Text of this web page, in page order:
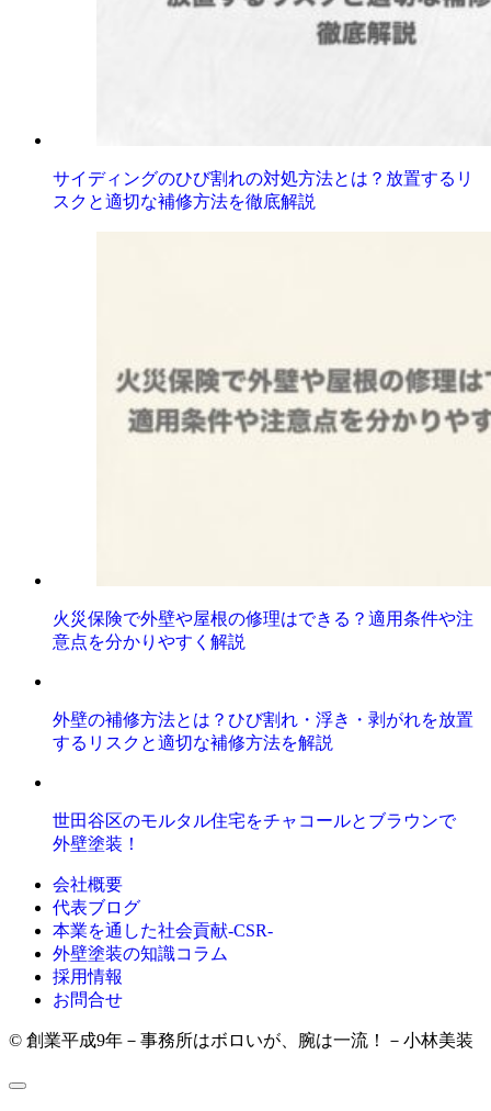
サイディングのひび割れの対処方法とは？放置するリ
スクと適切な補修方法を徹底解説
火災保険で外壁や屋根の修理はできる？適用条件や注
意点を分かりやすく解説
外壁の補修方法とは？ひび割れ・浮き・剥がれを放置
するリスクと適切な補修方法を解説
世田谷区のモルタル住宅をチャコールとブラウンで
外壁塗装！
会社概要
代表ブログ
本業を通した社会貢献-CSR-
外壁塗装の知識コラム
採用情報
お問合せ
© 創業平成9年－事務所はボロいが、腕は一流！－小林美装